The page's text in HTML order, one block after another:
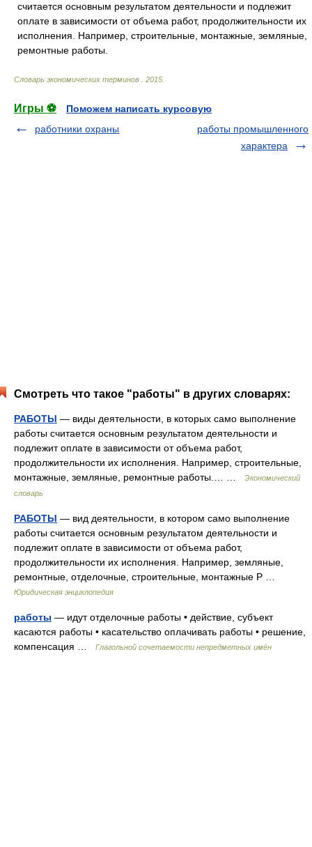
считается основным результатом деятельности и подлежит
оплате в зависимости от объема работ, продолжительности их
исполнения. Например, строительные, монтажные, земляные,
ремонтные работы.
Словарь экономических терминов 2015
Игры ⚽
Поможем написать курсовую
работники охраны
работы промышленного
характера
Смотреть что такое "работы" в других словарях:
РАБОТЫ — виды деятельности, в которых само выполнение
работы считается основным результатом деятельности и
подлежит оплате в зависимости от объема работ,
продолжительности их исполнения. Например, строительные,
монтажные, земляные, ремонтные работы.… …
Экономический
словарь
РАБОТЫ — вид деятельности, в котором само выполнение
работы считается основным результатом деятельности и
подлежит оплате в зависимости от объема работ,
продолжительности их исполнения. Например, земляные,
ремонтные, отделочные, строительные, монтажные Р …
Юридическая энциклопедия
работы — идут отделочные работы • действие, субъект
касаются работы • касательство оплачивать работы • решение,
компенсация …
Глагольной сочетаемости непредметных имён